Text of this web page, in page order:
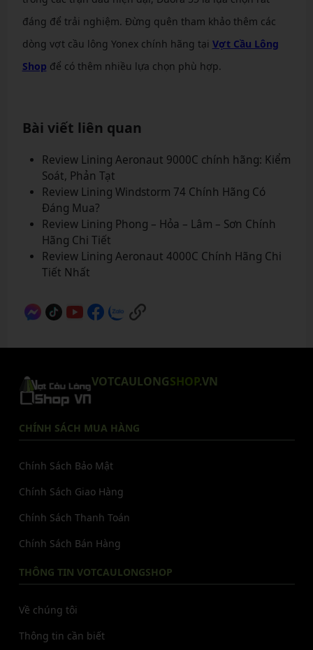
đáng để trải nghiệm. Đừng quên tham khảo thêm các
dòng vợt cầu lông Yonex chính hãng tại Vợt Cầu Lông
Shop để có thêm nhiều lựa chọn phù hợp.
Bài viết liên quan
Review Lining Aeronaut 9000C chính hãng: Kiểm
Soát, Phản Tạt
Review Lining Windstorm 74 Chính Hãng Có
Đáng Mua?
Review Lining Phong – Hỏa – Lâm – Sơn Chính
Hãng Chi Tiết
Review Lining Aeronaut 4000C Chính Hãng Chi
Tiết Nhất
VOTCAULONGSHOP.VN
CHÍNH SÁCH MUA HÀNG
Chính Sách Bảo Mật
Chính Sách Giao Hàng
Chính Sách Thanh Toán
Chính Sách Bán Hàng
THÔNG TIN VOTCAULONGSHOP
Về chúng tôi
Thông tin cần biết